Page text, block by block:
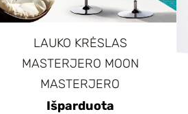
LAUKO KRĖSLAS
MASTERJERO MOON
MASTERJERO
Išparduota